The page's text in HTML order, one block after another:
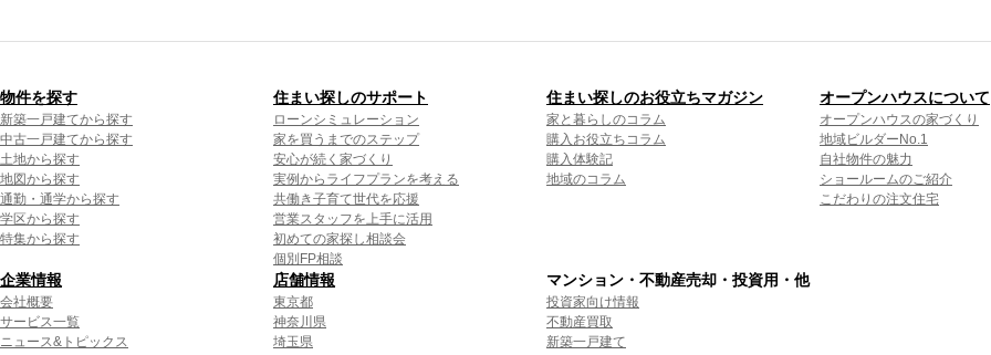
物件を探す
新築一戸建てから探す
中古一戸建てから探す
土地から探す
地図から探す
通勤・通学から探す
学区から探す
特集から探す
住まい探しのサポート
ローンシミュレーション
家を買うまでのステップ
安心が続く家づくり
実例からライフプランを考える
共働き子育て世代を応援
営業スタッフを上手に活用
初めての家探し相談会
個別FP相談
住まい探しのお役立ちマガジン
家と暮らしのコラム
購入お役立ちコラム
購入体験記
地域のコラム
オープンハウスについて
オープンハウスの家づくり
地域ビルダーNo.1
自社物件の魅力
ショールームのご紹介
こだわりの注文住宅
企業情報
会社概要
サービス一覧
ニュース&トピックス
店舗情報
東京都
神奈川県
埼玉県
マンション・不動産売却・投資用・他
投資家向け情報
不動産買取
新築一戸建て